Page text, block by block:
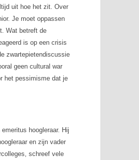
uit hoe het zit. Over
Je moet oppassen
Wat betreft de
is op een crisis
zwartepietendiscussie
geen cultural war
het pessimisme dat je
hoogleraar. Hij
en zijn vader
schreef vele